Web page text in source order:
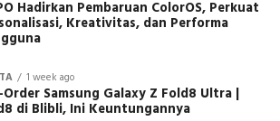
Hadirkan Pembaruan ColorOS, Perkuat
Kreativitas, dan Performa
1 week ago
Order Samsung Galaxy Z Fold8 Ultra |
di Blibli, Ini Keuntungannya